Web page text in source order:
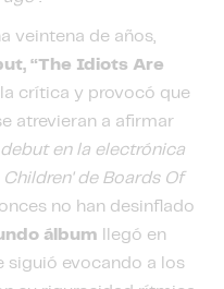
veintena de años,
“The Idiots Are
crítica y provocó que
atrevieran a afirmar
en la electrónica
de Boards Of
no han desinflado
álbum llegó en
siguió evocando a los